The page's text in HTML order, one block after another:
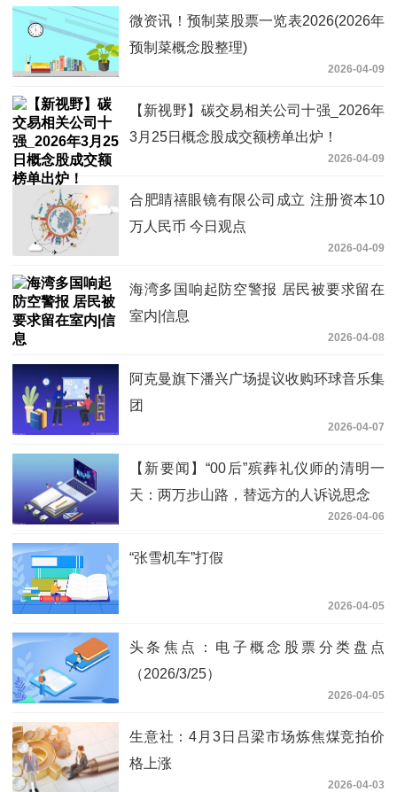
微资讯！预制菜股票一览表2026(2026年
预制菜概念股整理)
2026-04-09
【新视野】碳交易相关公司十强_2026年
3月25日概念股成交额榜单出炉！
2026-04-09
合肥睛禧眼镜有限公司成立 注册资本10
万人民币 今日观点
2026-04-09
海湾多国响起防空警报 居民被要求留在
室内|信息
2026-04-08
阿克曼旗下潘兴广场提议收购环球音乐集
团
2026-04-07
【新要闻】“00后”殡葬礼仪师的清明一
天：两万步山路，替远方的人诉说思念
2026-04-06
“张雪机车”打假
2026-04-05
头条焦点：电子概念股票分类盘点
（2026/3/25）
2026-04-05
生意社：4月3日吕梁市场炼焦煤竞拍价
格上涨
2026-04-03